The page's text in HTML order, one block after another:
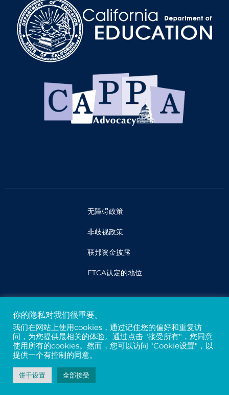
无障碍政策
非歧视政策
联邦资金披露
FTCA认定的地位
隐私权和保密性
贷方
税号94-3121699
你的隐私对我们很重要。
我们在网站上使用cookies，通过记住您的偏好和重复访
问，为您提供最相关的体验。通过点击 "接受所有"，您同意
使用所有的cookies。然而，您可以访问 "Cookie设置"，以
提供一个有控制的同意。
饼干设置 全部接受